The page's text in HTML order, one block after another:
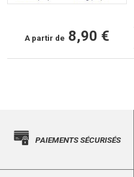
A partir de 8,90 €
PAIEMENTS SÉCURISÉS